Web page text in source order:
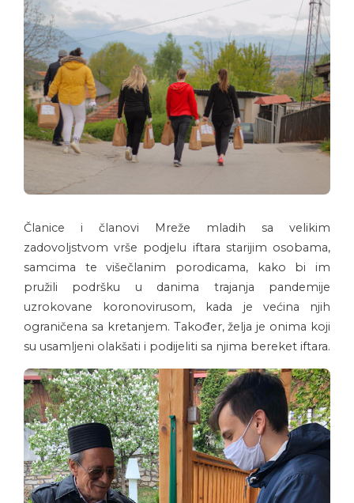
Članice i članovi Mreže mladih sa velikim
zadovoljstvom vrše podjelu iftara starijim osobama,
samcima te višečlanim porodicama, kako bi im
pružili podršku u danima trajanja pandemije
uzrokovane koronovirusom, kada je većina njih
ograničena sa kretanjem. Također, želja je onima koji
su usamljeni olakšati i podijeliti sa njima bereket iftara.